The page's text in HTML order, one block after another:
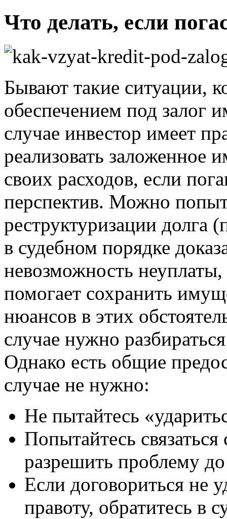
Что делать, если
Бывают такие ситуации,
обеспечением под залог
случае инвестор имеет
реализовать заложенное
своих расходов, если
перспектив. Можно
реструктуризации долга
в судебном порядке
невозможность
помогает сохранить
нюансов в этих
случае нужно
Однако есть общие
случае не нужно:
Не пытайтесь
Попытайтесь
разрешить проблему до
Если договориться не
правоту, обратитесь в